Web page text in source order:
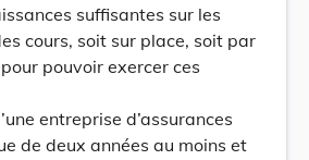
suffisantes sur les
cours, soit sur place, soit par
pouvoir exercer ces
entreprise d’assurances
de deux années au moins et